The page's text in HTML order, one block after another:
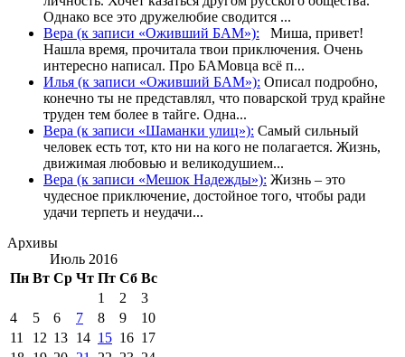
Однако все это дружелюбие сводится ...
Вера (к записи «Оживший БАМ»): Миша, привет!
Нашла время, прочитала твои приключения. Очень
интересно написал. Про БАМовца всё п...
Илья (к записи «Оживший БАМ»): Описал подробно,
конечно ты не представлял, что поварской труд крайне
труден тем более в тайге. Одна...
Вера (к записи «Шаманки улиц»): Самый сильный
человек есть тот, кто ни на кого не полагается. Жизнь,
движимая любовью и великодушием...
Вера (к записи «Мешок Надежды»): Жизнь – это
чудесное приключение, достойное того, чтобы ради
удачи терпеть и неудачи...
Архивы
Июль 2016
Пн Вт Ср Чт Пт Сб Вс
1
2
3
4
5 6 7 8 9
10
11
12 13 14 15 16 17